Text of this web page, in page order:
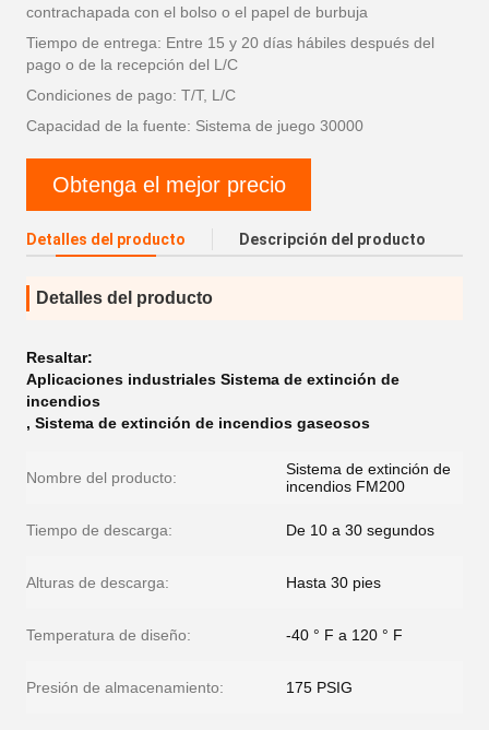
contrachapada con el bolso o el papel de burbuja
Tiempo de entrega: Entre 15 y 20 días hábiles después del
pago o de la recepción del L/C
Condiciones de pago: T/T, L/C
Capacidad de la fuente: Sistema de juego 30000
Obtenga el mejor precio
Detalles del producto Descripción del producto
Detalles del producto
Resaltar:
Aplicaciones industriales Sistema de extinción de
incendios
, Sistema de extinción de incendios gaseosos
Nombre del producto:
Sistema de extinción de
incendios FM200
Tiempo de descarga: De 10 a 30 segundos
Alturas de descarga: Hasta 30 pies
Temperatura de diseño: -40 ° F a 120 ° F
Presión de almacenamiento: 175 PSIG